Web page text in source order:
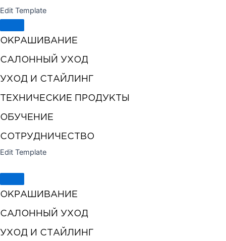
Edit Template
ОКРАШИВАНИЕ
САЛОННЫЙ УХОД
УХОД И СТАЙЛИНГ
ТЕХНИЧЕСКИЕ ПРОДУКТЫ
ОБУЧЕНИЕ
СОТРУДНИЧЕСТВО
Edit Template
ОКРАШИВАНИЕ
САЛОННЫЙ УХОД
УХОД И СТАЙЛИНГ